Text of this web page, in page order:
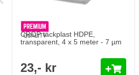
CROP täckplast HDPE,
transparent, 4 x 5 meter - 7 µm
23,- kr